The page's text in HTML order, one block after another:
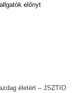
előnyt
életért – JSZTIO